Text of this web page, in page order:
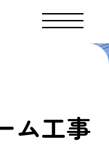
ム工事